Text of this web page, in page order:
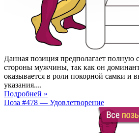
Данная позиция предполагает полную
стороны мужчины, так как он
оказывается в роли покорной самки и
указания....
Подробней »
Поза #478 — Удовлетворение